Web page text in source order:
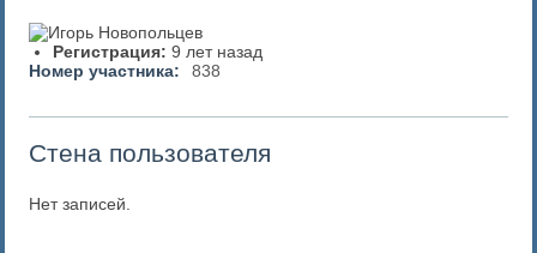
Регистрация: 9 лет назад
Номер участника:
838
Стена пользователя
Нет записей.